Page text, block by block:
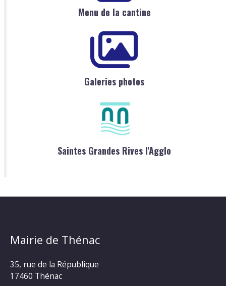
Menu de la cantine
Galeries photos
Saintes Grandes Rives l'Agglo
Mairie de Thénac
35, rue de la République
17460 Thénac